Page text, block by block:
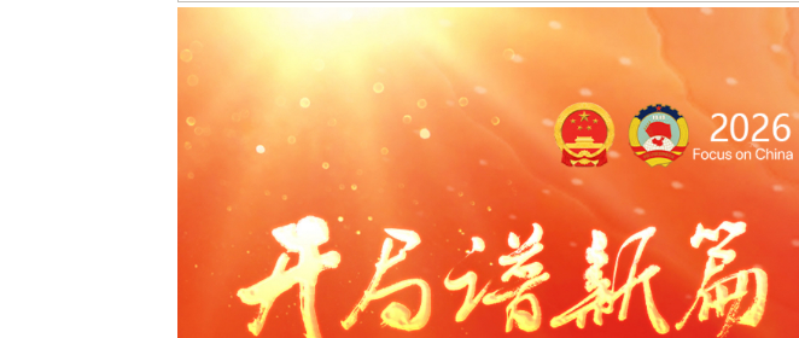
人民领袖｜“总书记的话像火塘里的火一样温暖”
2024年首届智能工业建筑职业技能竞赛筹备会圆满召开
中国成功发射第五十九颗、六十颗北斗导航卫星
我国成功发射武汉一号卫星、超低轨技术试验卫星等4颗卫星
最高检：严格落实“三个规定”深挖“诉讼骗子”司法掮客
千鸟归来千鸟湖
江苏出台二十条措施真金白银支持实体经济